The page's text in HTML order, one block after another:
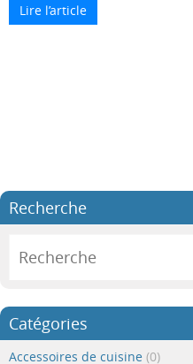
Lire l’article
Recherche
Catégories
Accessoires de cuisine (0)